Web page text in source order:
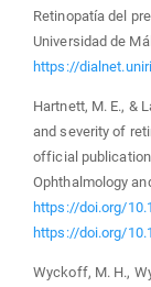
Retinopatía del
Universidad de
https://
Hartnett, M. E., &
and severity of
official
Ophthalmology
https://doi.org/
https://doi.org/
Wyckoff, M. H.,